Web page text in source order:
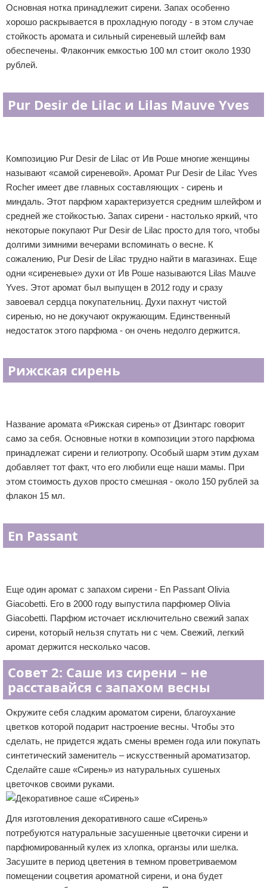
Основная нотка принадлежит сирени. Запах особенно
хорошо раскрывается в прохладную погоду - в этом случае
стойкость аромата и сильный сиреневый шлейф вам
обеспечены. Флакончик емкостью 100 мл стоит около 1930
рублей.
Pur Desir de Lilac и Lilas Mauve Yves
Композицию Pur Desir de Lilac от Ив Роше многие женщины
называют «самой сиреневой». Аромат Pur Desir de Lilac Yves
Rocher имеет две главных составляющих - сирень и
миндаль. Этот парфюм характеризуется средним шлейфом и
средней же стойкостью. Запах сирени - настолько яркий, что
некоторые покупают Pur Desir de Lilac просто для того, чтобы
долгими зимними вечерами вспоминать о весне. К
сожалению, Pur Desir de Lilac трудно найти в магазинах. Еще
одни «сиреневые» духи от Ив Роше называются Lilas Mauve
Yves. Этот аромат был выпущен в 2012 году и сразу
завоевал сердца покупательниц. Духи пахнут чистой
сиренью, но не докучают окружающим. Единственный
недостаток этого парфюма - он очень недолго держится.
Рижская сирень
Название аромата «Рижская сирень» от Дзинтарс говорит
само за себя. Основные нотки в композиции этого парфюма
принадлежат сирени и гелиотропу. Особый шарм этим духам
добавляет тот факт, что его любили еще наши мамы. При
этом стоимость духов просто смешная - около 150 рублей за
флакон 15 мл.
En Passant
Еще один аромат с запахом сирени - En Passant Olivia
Giacobetti. Его в 2000 году выпустила парфюмер Olivia
Giacobetti. Парфюм источает исключительно свежий запах
сирени, который нельзя спутать ни с чем. Свежий, легкий
аромат держится несколько часов.
Совет 2: Саше из сирени – не
расставайся с запахом весны
Окружите себя сладким ароматом сирени, благоухание
цветков которой подарит настроение весны. Чтобы это
сделать, не придется ждать смены времен года или покупать
синтетический заменитель – искусственный ароматизатор.
Сделайте саше «Сирень» из натуральных сушеных
цветочков своими руками.
Для изготовления декоративного саше «Сирень»
потребуются натуральные засушенные цветочки сирени и
парфюмированный кулек из хлопка, органзы или шелка.
Засушите в период цветения в темном проветриваемом
помещении соцветия ароматной сирени, и она будет